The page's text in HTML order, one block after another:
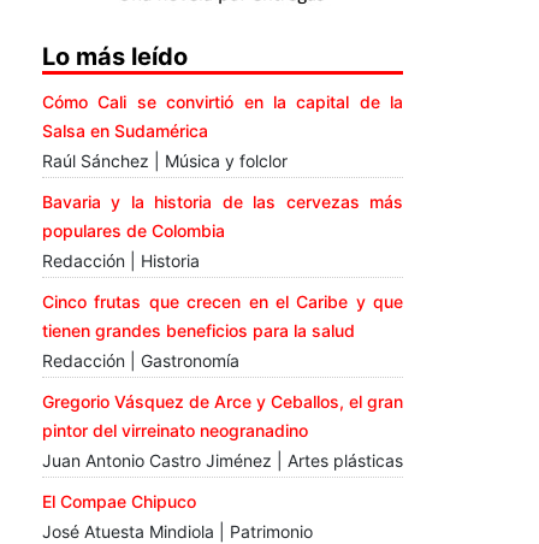
Lo más leído
Cómo Cali se convirtió en la capital de la
Salsa en Sudamérica
Raúl Sánchez | Música y folclor
Bavaria y la historia de las cervezas más
populares de Colombia
Redacción | Historia
Cinco frutas que crecen en el Caribe y que
tienen grandes beneficios para la salud
Redacción | Gastronomía
Gregorio Vásquez de Arce y Ceballos, el gran
pintor del virreinato neogranadino
Juan Antonio Castro Jiménez | Artes plásticas
El Compae Chipuco
José Atuesta Mindiola | Patrimonio